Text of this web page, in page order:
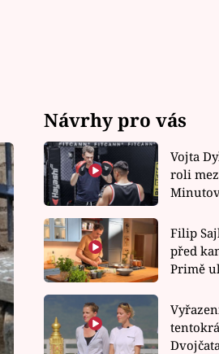
Návrhy pro vás
Vojta
roli
Filip
před
Primě
rychlé